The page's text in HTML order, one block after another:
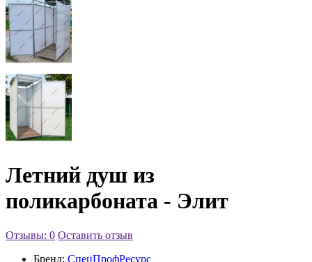
Летний душ из
поликарбоната - Элит
Отзывы: 0 Оставить отзыв
Бренд: СпецПрофРесурс